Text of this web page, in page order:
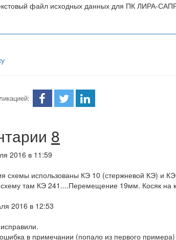
файл исходных данных для ПК ЛИРА-
8
2016 в 11:59
схемы использованы КЭ 10 (стержневой КЭ) и
там КЭ 241....Перемещение 19мм. Косяк на
2016 в 12:53
в примечании (попало из первого примера)